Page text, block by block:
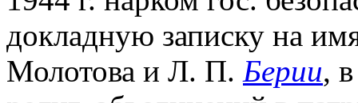
докладную записку на
Молотова и Л. П. Берии,